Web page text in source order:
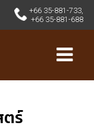
+66 35-881-733,
+66 35-881-688
ตร์